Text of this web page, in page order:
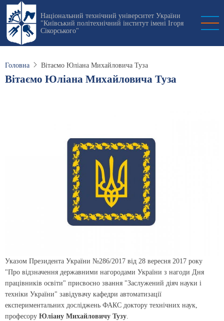
Перейти
основного
вмісту
Національний технічний університет України
"Київський політехнічний інститут імені Ігоря
Сікорського"
Головна Вітаємо Юліана Михайловича Туза
Вітаємо Юліана Михайловича Туза
Указом Президента України №286/2017 від 28 вересня 2017 року
"Про відзначення державними нагородами України з нагоди Дня
працівників освіти" присвоєно звання "Заслужений діяч науки і
техніки України" завідувачу кафедри автоматизації
експериментальних досліджень ФАКС доктору технічних наук,
професору Юліану Михайловичу Тузу.